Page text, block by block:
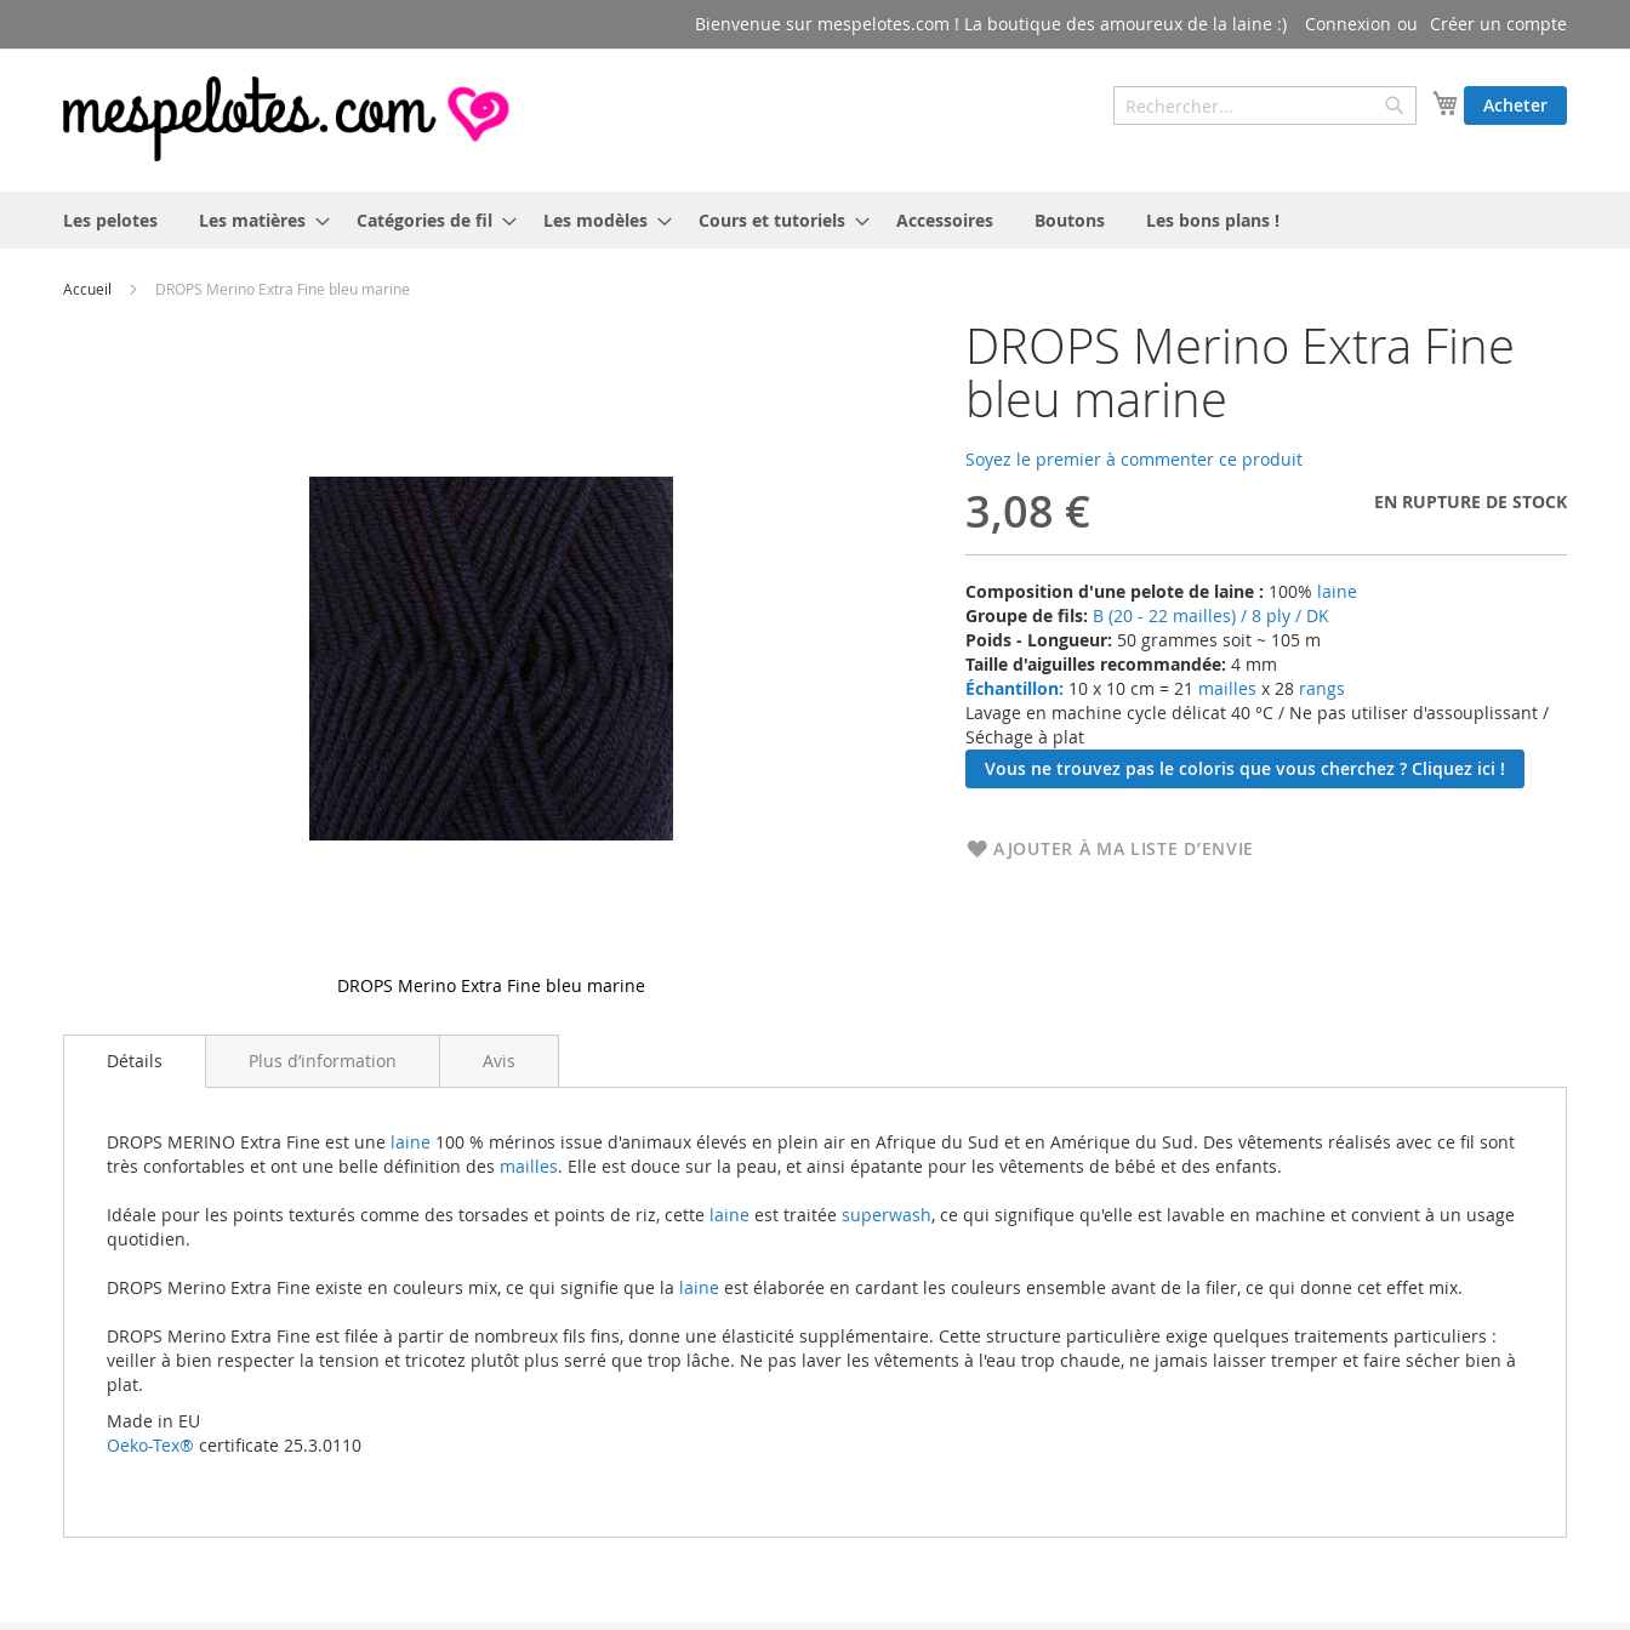
au
Bienvenue sur mespelotes.com ! La boutique des amoureux de la laine :) Connexion Créer un compte
Mon panier
Acheter
Rechercher
Rechercher
Les pelotes Les matières Catégories de fil Les modèles Cours et tutoriels Accessoires Boutons Les bons plans !
Accueil DROPS Merino Extra Fine bleu marine
DROPS Merino Extra Fine
bleu marine
Soyez le premier à commenter ce produit
3,08 € EN RUPTURE DE STOCK
Composition d'une pelote de laine : 100% laine
Groupe de fils: B (20 - 22 mailles) / 8 ply / DK
Poids - Longueur: 50 grammes soit ~ 105 m
Taille d'aiguilles recommandée: 4 mm
Échantillon: 10 x 10 cm = 21 mailles x 28 rangs
Lavage en machine cycle délicat 40 °C / Ne pas utiliser d'assouplissant /
Séchage à plat
Vous ne trouvez pas le coloris que vous cherchez ? Cliquez ici !
AJOUTER À MA LISTE D’ENVIE
DROPS Merino Extra Fine bleu marine
to
images
Détails
DROPS MERINO Extra Fine est une laine 100 % mérinos issue d'animaux élevés en plein air en Afrique du Sud et en Amérique du Sud. Des vêtements réalisés avec ce fil sont
très confortables et ont une belle définition des mailles. Elle est douce sur la peau, et ainsi épatante pour les vêtements de bébé et des enfants.
Idéale pour les points texturés comme des torsades et points de riz, cette laine est traitée superwash, ce qui signifique qu'elle est lavable en machine et convient à un usage
quotidien.
DROPS Merino Extra Fine existe en couleurs mix, ce qui signifie que la laine est élaborée en cardant les couleurs ensemble avant de la filer, ce qui donne cet effet mix.
DROPS Merino Extra Fine est filée à partir de nombreux fils fins, donne une élasticité supplémentaire. Cette structure particulière exige quelques traitements particuliers :
veiller à bien respecter la tension et tricotez plutôt plus serré que trop lâche. Ne pas laver les vêtements à l'eau trop chaude, ne jamais laisser tremper et faire sécher bien à
plat.
Made in EU
Oeko-Tex® certificate 25.3.0110
Plus d’information Avis